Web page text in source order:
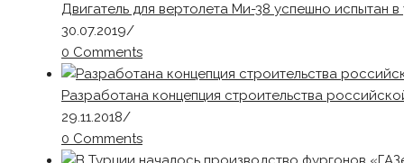
Двигатель для вертолета Ми-38 успешно испытан
30.07.2019/
0 Comments
Разработана концепция строительства
29.11.2018/
0 Comments